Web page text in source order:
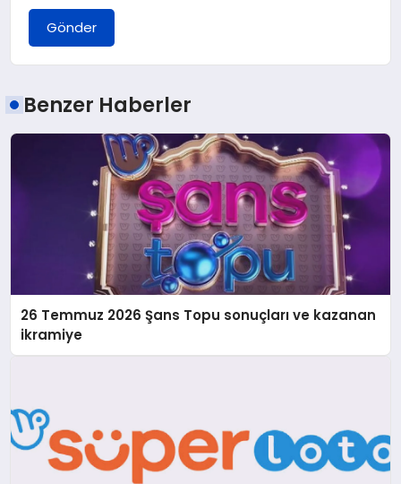
Gönder
Benzer Haberler
26 Temmuz 2026 Şans Topu sonuçları ve kazanan
ikramiye